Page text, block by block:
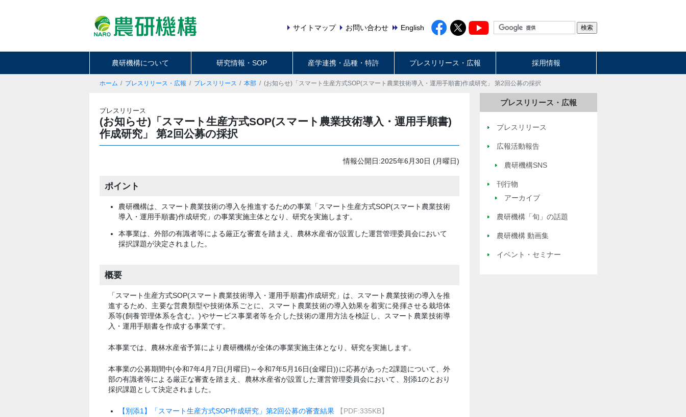
サイトマップ お問い合わせ English
農研機構について 研究情報・SOP 産学連携・品種・特許 プレスリリース・広報 採用情報
ホーム プレスリリース・広報 プレスリリース 本部 (お知らせ)「スマート生産方式SOP(スマート農業技術導入・運用手順書)作成研究」 第2回公募の採択
プレスリリース
(お知らせ)「スマート生産方式SOP(スマート農業技術導入・運用手順書)
作成研究」 第2回公募の採択
情報公開日:2025年6月30日 (月曜日)
ポイント
農研機構は、スマート農業技術の導入を推進するための事業「スマート生産方式SOP(スマート農業技術
導入・運用手順書)作成研究」の事業実施主体となり、研究を実施します。
本事業は、外部の有識者等による厳正な審査を踏まえ、農林水産省が設置した運営管理委員会において
採択課題が決定されました。
概要
「スマート生産方式SOP(スマート農業技術導入・運用手順書)作成研究」は、スマート農業技術の導入を推
進するため、主要な営農類型や技術体系ごとに、スマート農業技術の導入効果を着実に発揮させる栽培体
系等(飼養管理体系を含む。)やサービス事業者等を介した技術の運用方法を検証し、スマート農業技術導
入・運用手順書を作成する事業です。
本事業では、農林水産省予算により農研機構が全体の事業実施主体となり、研究を実施します。
本事業の公募期間中(令和7年4月7日(月曜日)～令和7年5月16日(金曜日))に応募があった2課題について、外
部の有識者等による厳正な審査を踏まえ、農林水産省が設置した運営管理委員会において、別添1のとおり
採択課題として決定されました。
【別添1】「スマート生産方式SOP作成研究」第2回公募の審査結果
【PDF:335KB】
プレスリリース・広報
プレスリリース
広報活動報告
農研機構SNS
刊行物
アーカイブ
農研機構「旬」の話題
農研機構 動画集
イベント・セミナー